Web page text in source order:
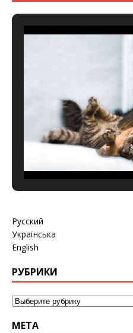
Русский
Українська
English
РУБРИКИ
МЕТА